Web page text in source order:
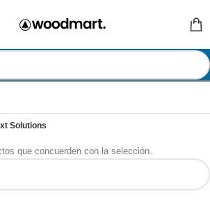
Solutions
que concuerden con la selección.